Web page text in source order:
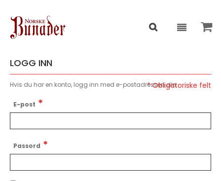
LOGG INN
Hvis du har en konto, logg inn med e-postadressen din.
E-post
Passord